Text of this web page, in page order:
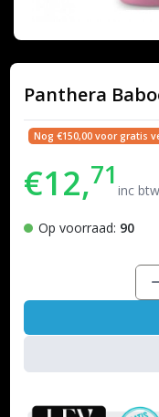
Panthera
Nog €150,00 voor gratis
€12,71 inc btw
Op voorraad: 90